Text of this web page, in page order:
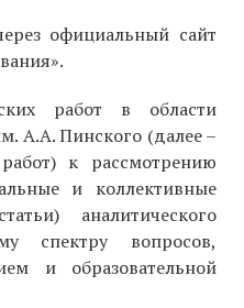
официальный сайт
работ в области
А.А. Пинского (далее –
к рассмотрению
и коллективные
аналитического
спектру вопросов,
и образовательной